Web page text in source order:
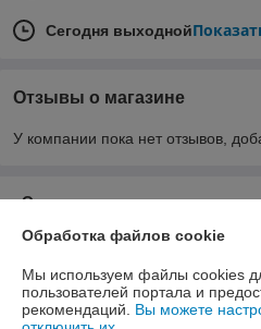
Сегодня выходной
Отзывы о магазине
У компании пока нет отзывов,
О нас
Доставка и оплата
Обработка файлов cookie
Мы используем файлы cookies
пользователей портала и
рекомендаций. Вы можете